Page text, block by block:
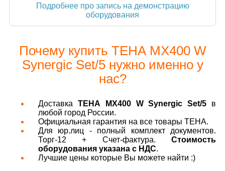
Подробнее про запись на демонстрацию
оборудования
Почему купить ТЕНА MX400 W
Synergic Set/5 нужно именно у
нас?
Доставка ТЕНА MX400 W Synergic Set/5 в
любой город России.
Официальная гарантия на все товары ТЕНА.
Для юр.лиц - полный комплект документов.
Торг-12 + Счет-фактура. Стоимость
оборудования указана с НДС.
Лучшие цены которые Вы можете найти :)